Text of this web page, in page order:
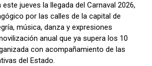
jueves la llegada del Carnaval 2026,
por las calles de la capital de
música, danza y expresiones
anual que ya supera los 10
con acompañamiento de las
del Estado.